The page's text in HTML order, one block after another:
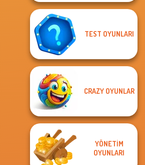
TEST OYUNLARI
CRAZY OYUNLAR
YÖNETIM
OYUNLARI